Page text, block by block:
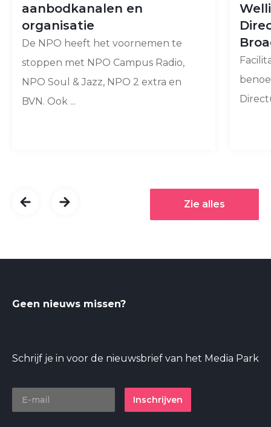
aanbodkanalen en
organisatie
De NPO heeft het voornemen te
stoppen met NPO Campus Radio,
NPO Soul & Jazz, NPO 2 extra en
BVN. Ook ...
Zie alles
Geen nieuws missen?
Schrijf je in voor de nieuwsbrief van het Media Park
Inschrijven